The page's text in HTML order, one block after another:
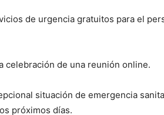
de urgencia gratuitos para el
celebración de una reunión online.
situación de emergencia
próximos días.